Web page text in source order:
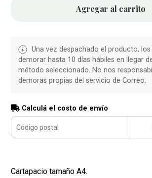
Agregar al carrito
Una vez despachado el producto,
demorar hasta 10 días hábiles en llegar
método seleccionado. No nos
demoras propias del servicio de Correo.
Calculá el costo de envío
Cartapacio tamaño A4.